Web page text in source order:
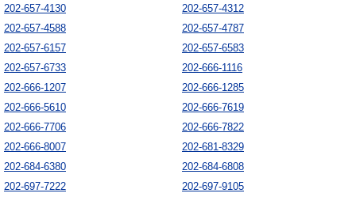
202-657-4130
202-657-4312
202-657-4588
202-657-4787
202-657-6157
202-657-6583
202-657-6733
202-666-1116
202-666-1207
202-666-1285
202-666-5610
202-666-7619
202-666-7706
202-666-7822
202-666-8007
202-681-8329
202-684-6380
202-684-6808
202-697-7222
202-697-9105